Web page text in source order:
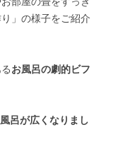
」の様子をご紹介
お風呂の劇的ビフ
呂が広くなりまし